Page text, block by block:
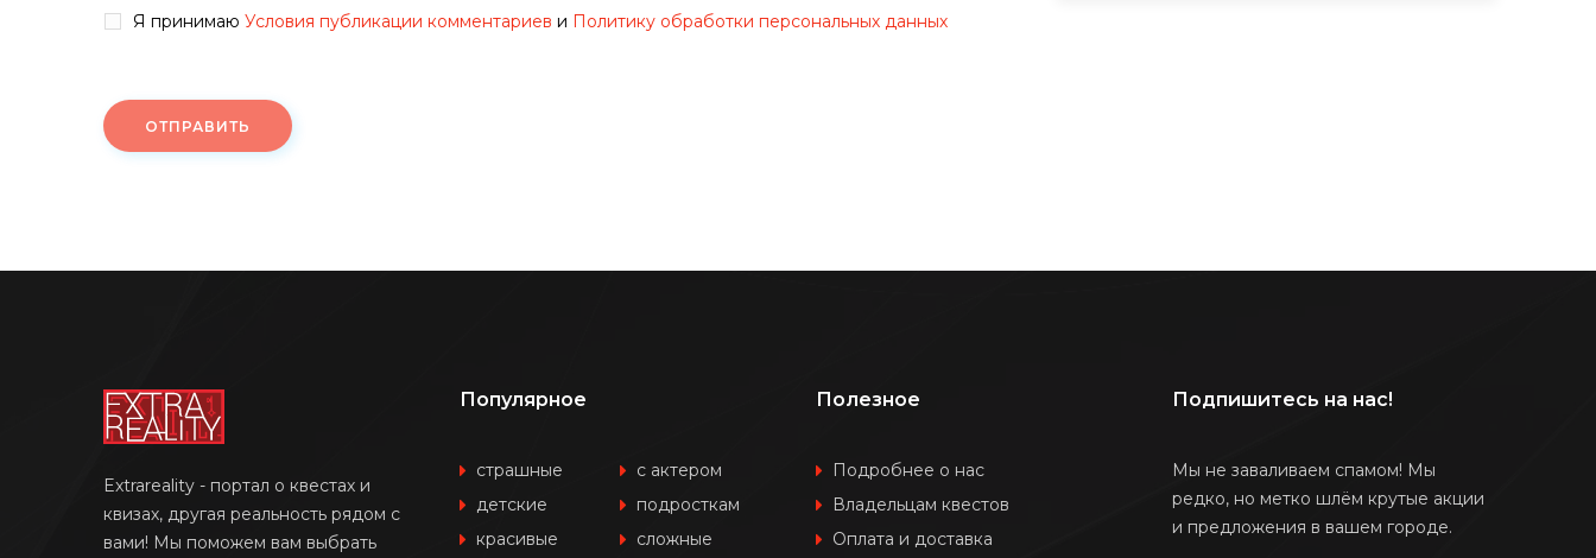
Я принимаю Условия публикации комментариев и Политику обработки персональных данных
ОТПРАВИТЬ
Extrareality - портал о квестах и
квизах, другая реальность рядом с
вами! Мы поможем вам выбрать
Популярное
страшные
с актером
детские
подросткам
красивые
сложные
Полезное
Подробнее о нас
Владельцам квестов
Оплата и доставка
Подпишитесь на нас!
Мы не заваливаем спамом! Мы
редко, но метко шлём крутые акции
и предложения в вашем городе.